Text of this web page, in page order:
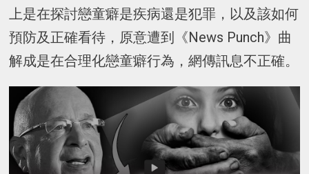
上是在探討戀童癖是疾病還是犯罪，以及該如何
預防及正確看待，原意遭到《News Punch》曲
解成是在合理化戀童癖行為，網傳訊息不正確。